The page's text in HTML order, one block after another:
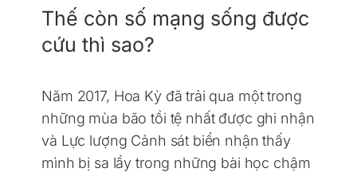
Thế còn số mạng sống được
cứu thì sao?
Năm 2017, Hoa Kỳ đã trải qua một trong
những mùa bão tồi tệ nhất được ghi nhận
và Lực lượng Cảnh sát biển nhận thấy
mình bị sa lầy trong những bài học chậm